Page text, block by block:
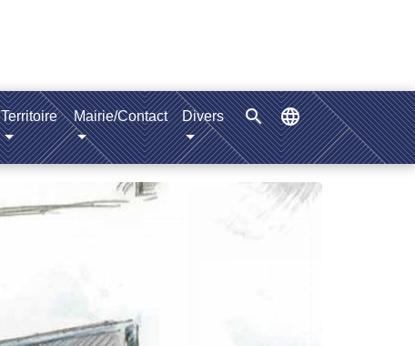
Territoire Mairie/Contact Divers search language